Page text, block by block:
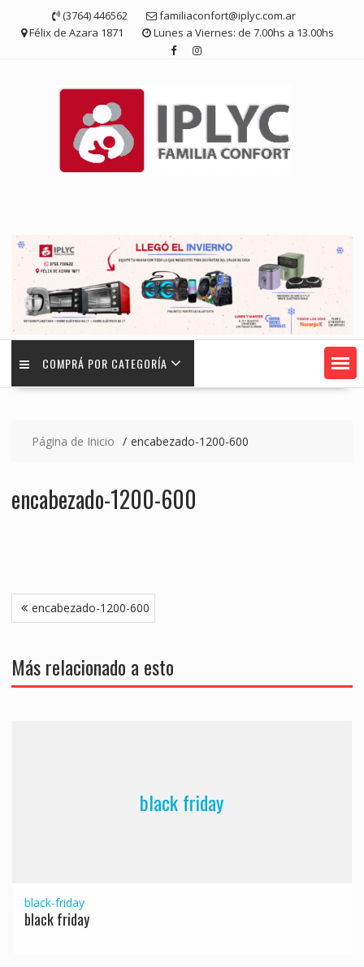
contenido
(3764) 446562
familiaconfort@iplyc.com.ar
Félix de Azara 1871
Lunes a Viernes: de 7.00hs a 13.00hs
COMPRÁ POR CATEGORÍA
Página de Inicio encabezado-1200-600
encabezado-1200-600
Navegación
de
encabezado-1200-600
Más relacionado a esto
black friday
black-friday
black friday